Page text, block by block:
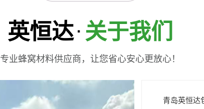
英恒达 · 关于我们
专业蜂窝材料供应商，让您省心安心更放心！
青岛英恒达